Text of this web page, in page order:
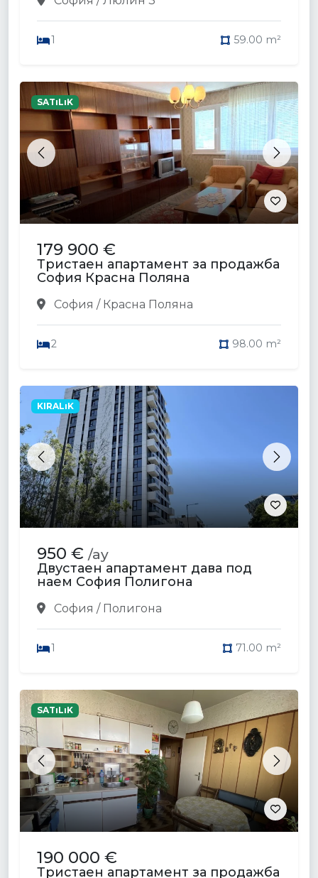
1 59.00 m²
Previous Next
SATıLıK
179 900 €
Тристаен апартамент за продажба
София Красна Поляна
София / Красна Поляна
2 98.00 m²
Previous Next
KIRALıK
950 € /ay
Двустаен апартамент дава под
наем София Полигона
София / Полигона
1 71.00 m²
Previous Next
SATıLıK
190 000 €
Тристаен апартамент за продажба